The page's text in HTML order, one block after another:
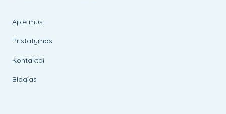
Apie mus
Pristatymas
Kontaktai
Blog’as